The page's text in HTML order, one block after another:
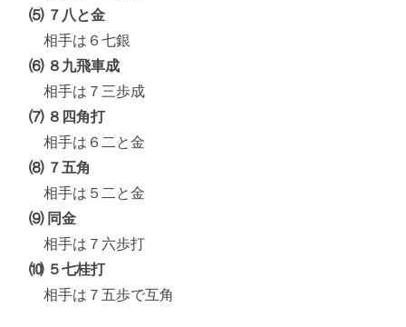
⑸ ７八と金
相手は６七銀
⑹ ８九飛車成
相手は７三歩成
⑺ ８四角打
相手は６二と金
⑻ ７五角
相手は５二と金
⑼ 同金
相手は７六歩打
⑽ ５七桂打
相手は７五歩で互角